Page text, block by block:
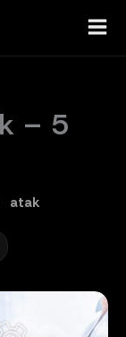
– 5
atak